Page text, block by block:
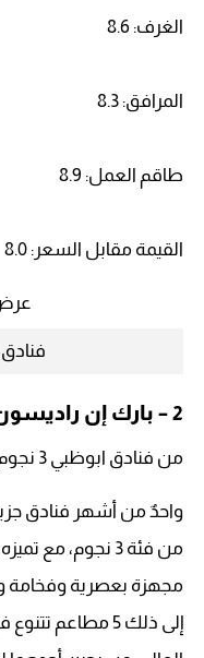
الغرف: 8.6
المرافق: 8.3
طاقم العمل: 8.9
القيمة مقابل السعر: 8.0
فنادق
2 – بارك إن راديسون أبو ظبي جزيرة ياس
من فنادق ابوظبي 3 نجوم
واحدٌ من أشهر فنادق
من فئة 3 نجوم،
مجهزة بعصرية وفخامة
إلى ذلك 5 مطاعم